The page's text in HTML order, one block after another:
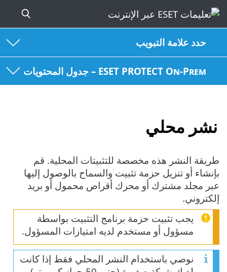
حدد علامة التبويب
ESET PROTECT On-Prem – جدول المحتويات
نشر محلي
طريقة النشر هذه مخصصة للتثبيتات المحلية. قم
بإنشاء أو تنزيل حزمة تثبيت والسماح بالوصول إليها
عبر مجلد مشترك أو محرك أقراص محمول أو بريد
إلكتروني.
يجب تثبيت حزمة برنامج التثبيت بواسطة
مسؤول أو مستخدم لديه امتيازات المسؤول.
نوصي باستخدام النشر المحلي فقط إذا كانت